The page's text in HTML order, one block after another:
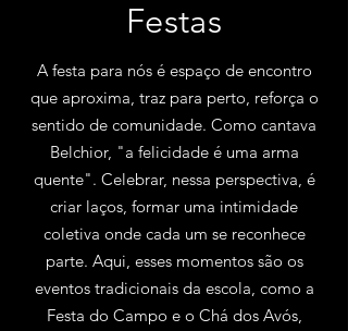
Festas
A festa para nós é espaço de encontro
que aproxima, traz para perto, reforça o
sentido de comunidade. Como cantava
Belchior, "a felicidade é uma arma
quente". Celebrar, nessa perspectiva, é
criar laços, formar uma intimidade
coletiva onde cada um se reconhece
parte. Aqui, esses momentos são os
eventos tradicionais da escola, como a
Festa do Campo e o Chá dos Avós,